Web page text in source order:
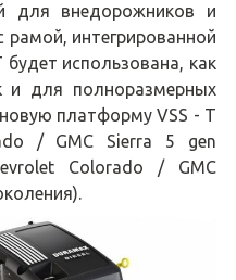
для внедорожников и
рамой, интегрированной
использована, как
и для полноразмерных
платформу VSS - T
/ GMC Sierra 5 gen
Colorado / GMC